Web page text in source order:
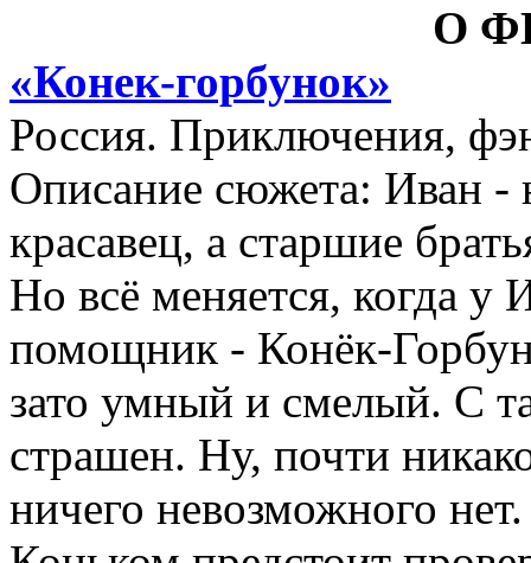
О
«Конек-горбунок»
Россия. Приключения,
Описание сюжета: Иван -
красавец, а старшие
Но всё меняется, когда у
помощник - Конёк-
зато умный и смелый. С
страшен. Ну, почти
ничего невозможного